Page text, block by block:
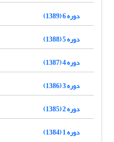
دوره 6 (1389)
دوره 5 (1388)
دوره 4 (1387)
دوره 3 (1386)
دوره 2 (1385)
دوره 1 (1384)